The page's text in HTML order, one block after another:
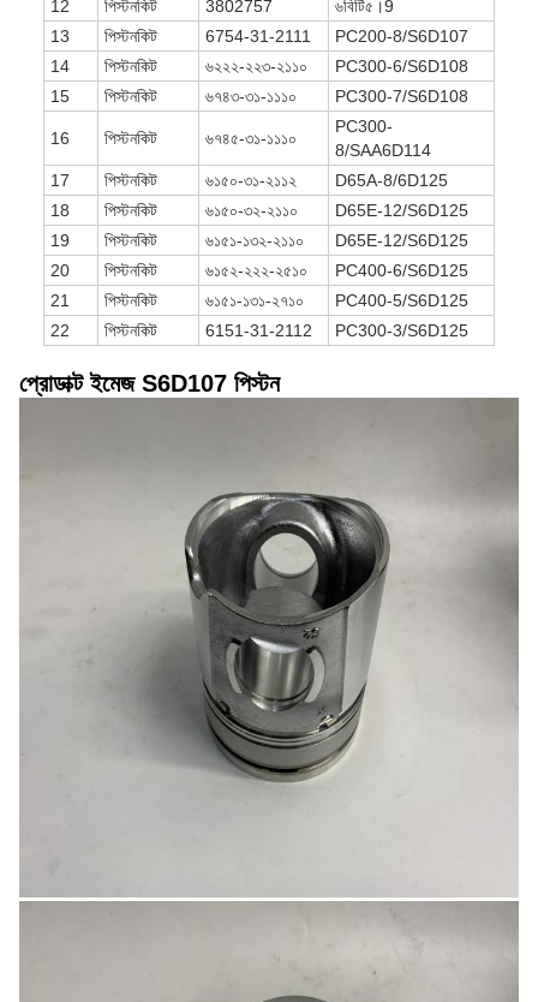
12 পিস্টনকিট 3802757
৬বিটি৫।9
13
পিস্টনকিট 6754-31-2111
PC200-8/S6D107
14
পিস্টনকিট ৬২২২-২২৩-২১১০
PC300-6/S6D108
15
পিস্টনকিট ৬৭৪৩-৩১-১১১০ PC300-7/S6D108
16 পিস্টনকিট ৬৭৪৫-৩১-১১১০
PC300-
8/SAA6D114
17
পিস্টনকিট ৬১৫০-৩১-২১১২
D65A-8/6D125
18
পিস্টনকিট ৬১৫০-৩২-২১১০
D65E-12/S6D125
19
পিস্টনকিট ৬১৫১-১৩২-২১১০
D65E-12/S6D125
20
পিস্টনকিট ৬১৫২-২২২-২৫১০
PC400-6/S6D125
21
পিস্টনকিট ৬১৫১-১৩১-২৭১০
PC400-5/S6D125
22
পিস্টনকিট 6151-31-2112 PC300-3/S6D125
প্রোডাক্ট ইমেজ S6D107 পিস্টন